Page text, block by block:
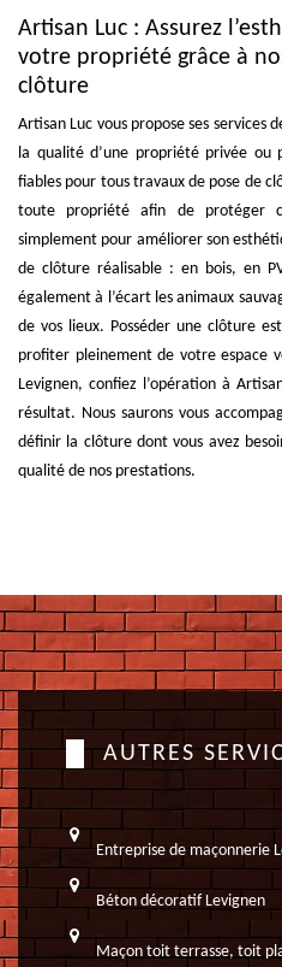
Artisan Luc : Assurez
votre propriété grâce à
clôture
Artisan Luc vous propose ses services
la qualité d’une propriété privée ou
fiables pour tous travaux de pose de
toute propriété afin de protéger
simplement pour améliorer son
de clôture réalisable : en bois, en
également à l’écart les animaux
de vos lieux. Posséder une clôture
profiter pleinement de votre espace
Levignen, confiez l’opération à
résultat. Nous saurons vous
définir la clôture dont vous avez
qualité de nos prestations.
AUTRES
Entreprise de maçonnerie
Béton décoratif Levignen
Maçon toit terrasse, toit